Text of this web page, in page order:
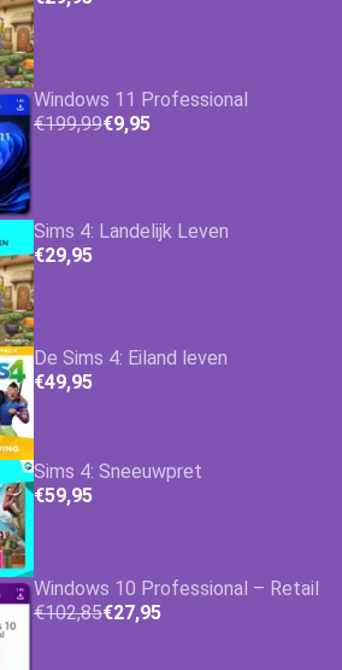
Windows 11 Professional
€199,99€9,95
Sims 4: Landelijk Leven
€29,95
De Sims 4: Eiland leven
€49,95
Sims 4: Sneeuwpret
€59,95
Windows 10 Professional – Retail
€102,85€27,95